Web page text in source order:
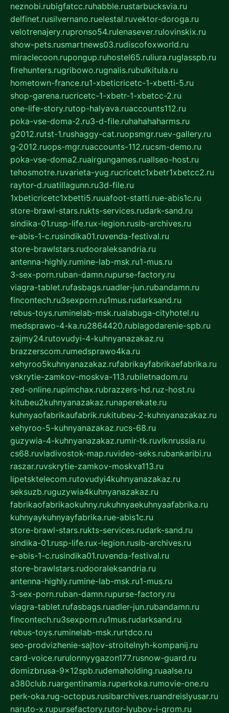
neznobi.rubigfatcc.ruhabble.rustarbucksvia.ru
delfinet.rusilvernano.ruelestal.ruvektor-doroga.ru
velotrenajery.rupronso54.rulenasever.rulovinskix.ru
show-pets.rusmartnews03.rudiscofoxworld.ru
miraclecoon.rupongup.ruhostel65.ruliura.ruglasspb.ru
firehunters.rugribowo.rugnalis.rubulkitula.ru
hometown-france.ru1-xbeticricetc-1-xbetti-5.ru
shop-garena.rucricetc-1-xbetr-1-xbetcc-2.ru
one-life-story.rutop-halyava.ruaccounts112.ru
poka-vse-doma-2.ru3-d-file.ruhahahaharms.ru
g2012.rutst-1.rushaggy-cat.ruopsmgr.ruev-gallery.ru
g-2012.ruops-mgr.ruaccounts-112.rucsm-demo.ru
poka-vse-doma2.ruairgungames.ruallseo-host.ru
tehosmotre.ruvarieta-yug.rucricetc1xbetr1xbetcc2.ru
raytor-d.ruatillagunn.ru3d-file.ru
1xbeticricetc1xbetti5.ruuafoot-statti.rue-abis1c.ru
store-brawl-stars.rukts-services.rudark-sand.ru
sindika-01.rusp-life.rux-legion.rusib-archives.ru
e-abis-1-c.rusindika01.ruvenda-festival.ru
store-brawlstars.rudooraleksandria.ru
antenna-highly.rumine-lab-msk.ru1-mus.ru
3-sex-porn.ruban-damn.rupurse-factory.ru
viagra-tablet.rufasbags.ruadler-jun.rubandamn.ru
fincontech.ru3sexporn.ru1mus.rudarksand.ru
rebus-toys.ruminelab-msk.rualabuga-cityhotel.ru
medsprawo-4-ka.ru2864420.rublagodarenie-spb.ru
zajmy24.rutovudyi-4-kuhnyanazakaz.ru
brazzerscom.rumedsprawo4ka.ru
xehyroo5kuhnyanazakaz.rufabrikayfabrikaefabrika.ru
vskrytie-zamkov-moskva-113.rubiletnadom.ru
zed-online.rupimchax.rubrazzers-hd.ruz-host.ru
kitubeu2kuhnyanazakaz.runaperekate.ru
kuhnyaofabrikaufabrik.rukitubeu-2-kuhnyanazakaz.ru
xehyroo-5-kuhnyanazakaz.rucs-68.ru
guzywia-4-kuhnyanazakaz.rumir-tk.ruvlknrussia.ru
cs68.ruvladivostok-map.ruvideo-seks.rubankaribi.ru
raszar.ruvskrytie-zamkov-moskva113.ru
lipetsktelecom.rutovudyi4kuhnyanazakaz.ru
seksuzb.ruguzywia4kuhnyanazakaz.ru
fabrikaofabrikaokuhny.rukuhnyaekuhnyaafabrika.ru
kuhnyaykuhnyayfabrika.rue-abis1c.ru
store-brawl-stars.rukts-services.rudark-sand.ru
sindika-01.rusp-life.rux-legion.rusib-archives.ru
e-abis-1-c.rusindika01.ruvenda-festival.ru
store-brawlstars.rudooraleksandria.ru
antenna-highly.rumine-lab-msk.ru1-mus.ru
3-sex-porn.ruban-damn.rupurse-factory.ru
viagra-tablet.rufasbags.ruadler-jun.rubandamn.ru
fincontech.ru3sexporn.ru1mus.rudarksand.ru
rebus-toys.ruminelab-msk.rurtdco.ru
seo-prodvizhenie-sajtov-stroitelnyh-kompanij.ru
card-voice.rurulonnyygazon177.rusnow-guard.ru
domizbrusa-9x12spb.rudemaholding.ruaalse.ru
a380club.ruargentinamia.ruperkoka.rumovie-one.ru
perk-oka.rug-octopus.rusibarchives.ruandreislyusar.ru
naruto-x.rupursefactory.rutor-lyubov-i-grom.ru